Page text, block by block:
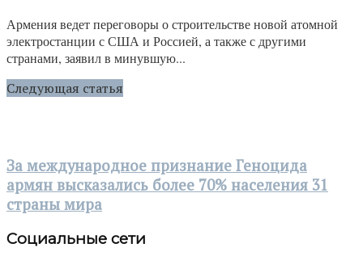
Армения ведет переговоры о строительстве новой атомной
электростанции с США и Россией, а также с другими
странами, заявил в минувшую...
Следующая статья
За международное признание Геноцида
армян высказались более 70% населения 31
страны мира
Социальные сети